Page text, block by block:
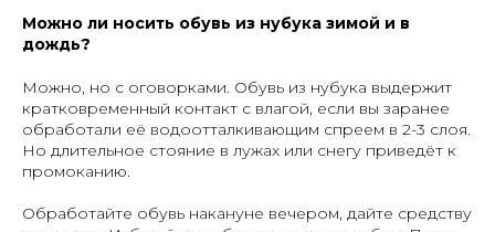
Можно ли носить обувь из нубука зимой и в
дождь?
Можно, но с оговорками. Обувь из нубука выдержит
кратковременный контакт с влагой, если вы заранее
обработали её водоотталкивающим спреем в 2-3 слоя.
Но длительное стояние в лужах или снегу приведёт к
промоканию.
Обработайте обувь накануне вечером, дайте средству